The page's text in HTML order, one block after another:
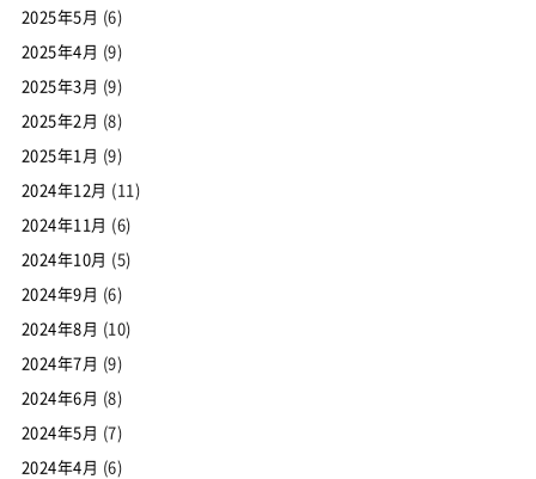
2025年5月 (6)
2025年4月 (9)
2025年3月 (9)
2025年2月 (8)
2025年1月 (9)
2024年12月 (11)
2024年11月 (6)
2024年10月 (5)
2024年9月 (6)
2024年8月 (10)
2024年7月 (9)
2024年6月 (8)
2024年5月 (7)
2024年4月 (6)